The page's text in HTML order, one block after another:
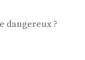
dangereux ?